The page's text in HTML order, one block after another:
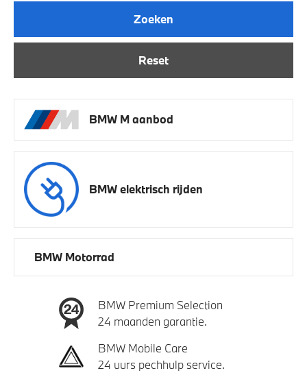
Reset
Zoeken
BMW M aanbod
BMW elektrisch rijden
BMW Motorrad
BMW Premium Selection
24 maanden garantie.
BMW Mobile Care
24 uurs pechhulp service.